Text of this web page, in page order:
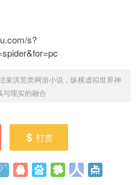
s?
束洪荒类网游小说，纵横虚拟世界神
与现实的融合
打赏